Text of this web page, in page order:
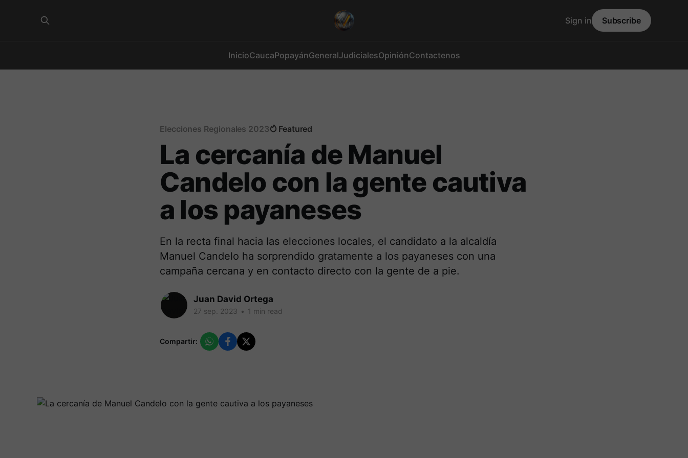
InicioCaucaPopayánGeneralJudicialesOpiniónContactenos
Sign in Subscribe
Elecciones Regionales 2023 Featured
La cercanía de Manuel
Candelo con la gente cautiva
a los payaneses
En la recta final hacia las elecciones locales, el candidato a la alcaldía
Manuel Candelo ha sorprendido gratamente a los payaneses con una
campaña cercana y en contacto directo con la gente de a pie.
Juan David Ortega
27 sep. 2023 • 1 min read
Compartir: